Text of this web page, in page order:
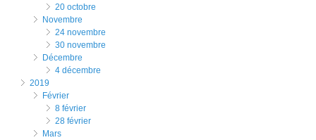
20 octobre
novembre
24 novembre
30 novembre
décembre
4 décembre
2019
février
8 février
28 février
mars